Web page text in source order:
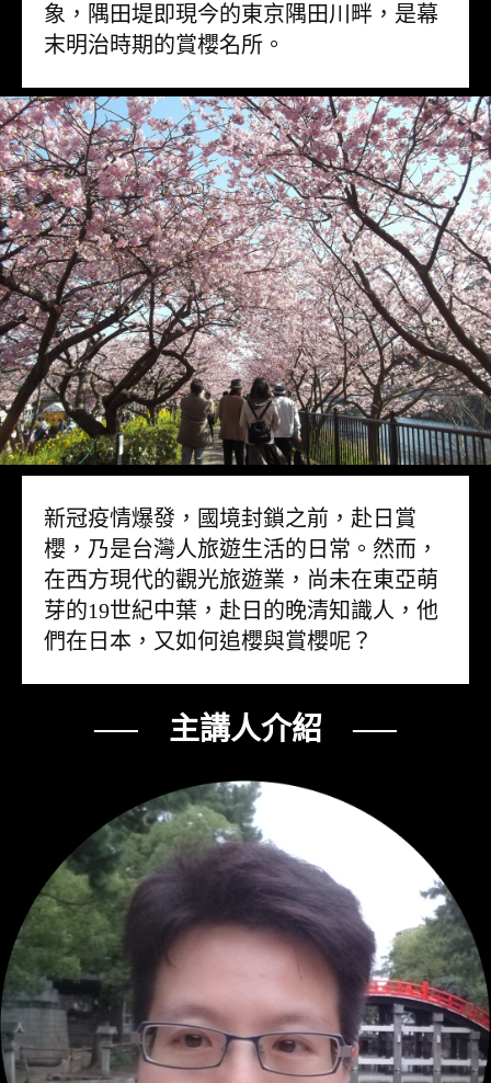
象，隅田堤即現今的東京隅田川畔，是幕
末明治時期的賞櫻名所。
新冠疫情爆發，國境封鎖之前，赴日賞
櫻，乃是台灣人旅遊生活的日常。然而，
在西方現代的觀光旅遊業，尚未在東亞萌
芽的19世紀中葉，赴日的晚清知識人，他
們在日本，又如何追櫻與賞櫻呢？
── 主講人介紹 ──